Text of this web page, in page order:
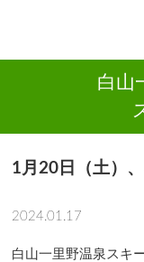
白山
1月20日（土）
2024.01.17
白山一里野温泉スキ